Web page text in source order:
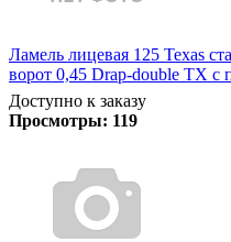
Ламель лицевая 125 Texas
ворот 0,45 Drap-double TX с
Доступно к заказу
Просмотры: 119